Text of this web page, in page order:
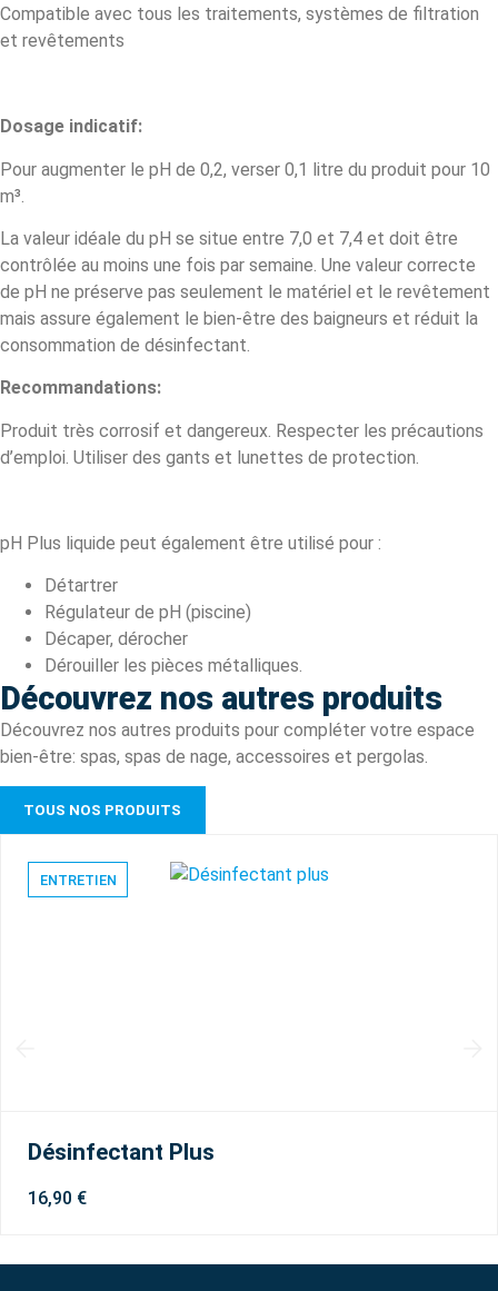
Compatible avec tous les traitements, systèmes de filtration
et revêtements
Dosage indicatif:
Pour augmenter le pH de 0,2, verser 0,1 litre du produit pour 10
m³.
La valeur idéale du pH se situe entre 7,0 et 7,4 et doit être
contrôlée au moins une fois par semaine. Une valeur correcte
de pH ne préserve pas seulement le matériel et le revêtement
mais assure également le bien-être des baigneurs et réduit la
consommation de désinfectant.
Recommandations:
Produit très corrosif et dangereux. Respecter les précautions
d’emploi. Utiliser des gants et lunettes de protection.
pH Plus liquide peut également être utilisé pour :
Détartrer
Régulateur de pH (piscine)
Décaper, dérocher
Dérouiller les pièces métalliques.
Découvrez nos autres produits
Découvrez nos autres produits pour compléter votre espace
bien-être: spas, spas de nage, accessoires et pergolas.
TOUS NOS PRODUITS
ENTRETIEN
Désinfectant Plus
16,90 €